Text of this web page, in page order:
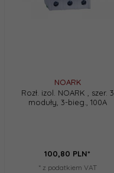
NOARK
Rozł. izol. NOARK , szer. 3
moduły, 3-bieg., 100A
100,80 PLN*
* z podatkiem VAT